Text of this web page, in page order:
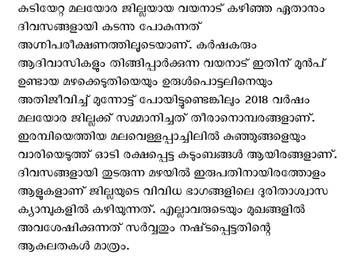
കുടിയേറ്റ മലയോര ജില്ലയായ വയനാട് കഴിഞ്ഞ ഏതാനും
ദിവസങ്ങളായി കടന്നു പോകുന്നത്
അഗ്നിപരീക്ഷണത്തിലൂടെയാണ്. കര്‍ഷകരും
ആദിവാസികളും തിങ്ങിപ്പാര്‍ക്കുന്ന വയനാട് ഇതിന് മുന്‍പ്
ഉണ്ടായ മഴക്കെടുതിയെയും ഉരുള്‍പൊട്ടലിനെയും
അതിജീവിച്ച് മുന്നോട്ട് പോയിട്ടുണ്ടെങ്കിലും 2018 വര്‍ഷം
മലയോര ജില്ലക്ക് സമ്മാനിച്ചത് തീരാനൊമ്പരങ്ങളാണ്.
ഇരമ്പിയെത്തിയ മലവെള്ളപ്പാച്ചിലില്‍ കുഞ്ഞുങ്ങളെയും
വാരിയെടുത്ത്‌ ഓടി രക്ഷപ്പെട്ട കുടുംബങ്ങള്‍ ആയിരങ്ങളാണ്.
ദിവസങ്ങളായി തുടരുന്ന മഴയില്‍ ഇരുപതിനായിരത്തോളം
ആളുകളാണ് ജില്ലയുടെ വിവിധ ഭാഗങ്ങളിലെ ദുരിതാശ്വാസ
ക്യാമ്പുകളില്‍ കഴിയുന്നത്. എല്ലാവരുടെയും മുഖങ്ങളില്‍
അവശേഷിക്കുന്നത്‌ സര്‍വ്വതും നഷ്‌ടപ്പെട്ടതിന്റെ
ആകുലതകള്‍ മാത്രം.